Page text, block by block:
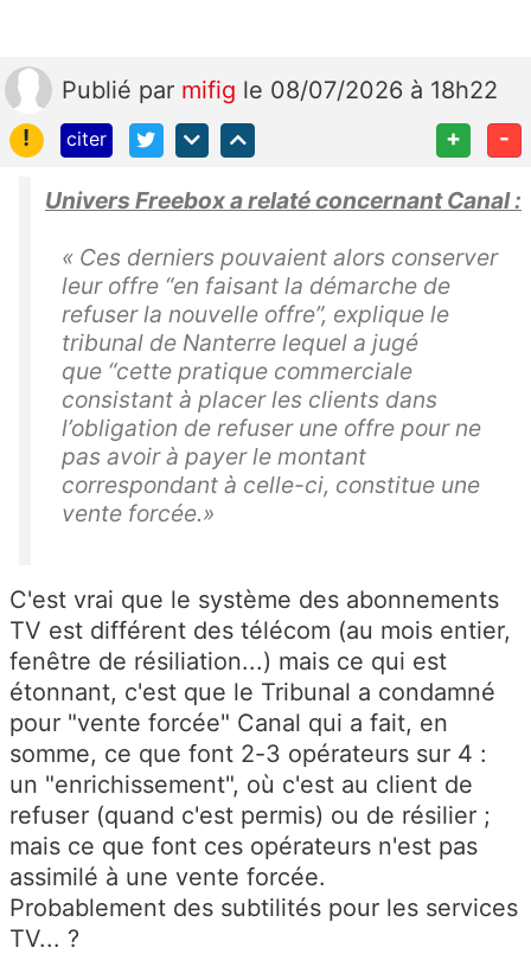
Publié par mifig le 08/07/2026 à 18h22
!
citer + -
Univers Freebox a relaté concernant Canal :
« Ces derniers pouvaient alors conserver
leur offre “en faisant la démarche de
refuser la nouvelle offre”, explique le
tribunal de Nanterre lequel a jugé
que “cette pratique commerciale
consistant à placer les clients dans
l’obligation de refuser une offre pour ne
pas avoir à payer le montant
correspondant à celle-ci, constitue une
vente forcée.»
C'est vrai que le système des abonnements
TV est différent des télécom (au mois entier,
fenêtre de résiliation...) mais ce qui est
étonnant, c'est que le Tribunal a condamné
pour "vente forcée" Canal qui a fait, en
somme, ce que font 2-3 opérateurs sur 4 :
un "enrichissement", où c'est au client de
refuser (quand c'est permis) ou de résilier ;
mais ce que font ces opérateurs n'est pas
assimilé à une vente forcée.
Probablement des subtilités pour les services
TV... ?